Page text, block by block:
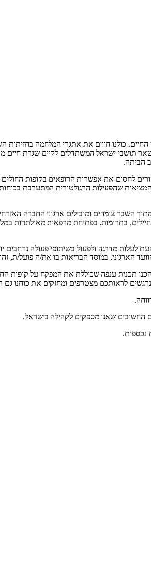
כולנו חווים את אתגרי המלחמה בחזיתות
תושבי ישראל המשתדלים לקיים שגרת חיים
לחסום את אפשרות הרופאים בקופות
שהפעילות הרגולטורית המתערבת בכוחות
השבר צומחים ומובילים ארגוני החברה
בתרומות, בפתיחת מרפאות מאולתרות
לעלות מדרגה ולפעול בשיתופי פעולה
הארגוני, במוסד הבריאות בו את/ה פועל/ת,
במלון הילטון בתל אביב. הכנו תכנית ענפה שכוללת את
לראותכם מצטרפים ומחזקים את כוחנו
החשובים שאנו מספקים לקהילה בישראל.
נכספות.